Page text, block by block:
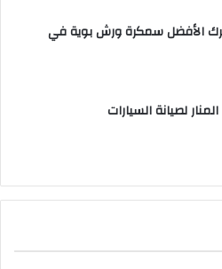
الأفضل سمكرة ورش بوية في
لصيانة السيارات